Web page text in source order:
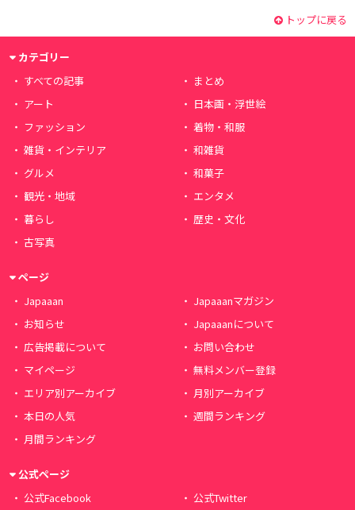
トップに戻る
カテゴリー
すべての記事
まとめ
アート
日本画・浮世絵
ファッション
着物・和服
雑貨・インテリア
和雑貨
グルメ
和菓子
観光・地域
エンタメ
暮らし
歴史・文化
古写真
ページ
Japaaan
Japaaanマガジン
お知らせ
Japaaanについて
広告掲載について
お問い合わせ
マイページ
無料メンバー登録
エリア別アーカイブ
月別アーカイブ
本日の人気
週間ランキング
月間ランキング
公式ページ
公式Facebook
公式Twitter